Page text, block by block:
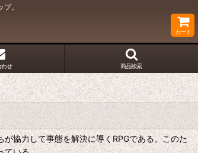
。
カート
せ 商品検索
協力して事態を解決に導くRPGである。このた